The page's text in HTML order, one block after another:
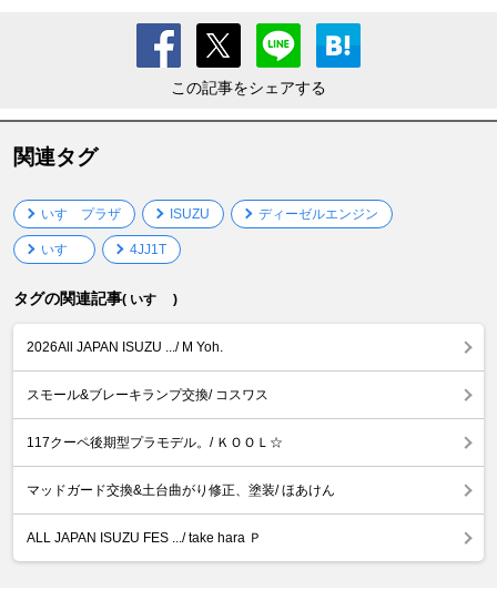
この記事をシェアする
関連タグ
いすゞプラザ ISUZU ディーゼルエンジン
いすゞ 4JJ1T
タグの関連記事( いすゞ )
2026All JAPAN ISUZU .../ M Yoh.
スモール&ブレーキランプ交換/ コスワス
117クーペ後期型プラモデル。/ ＫＯＯＬ☆
マッドガード交換&土台曲がり修正、塗装/ ほあけん
ALL JAPAN ISUZU FES .../ take hara Ｐ